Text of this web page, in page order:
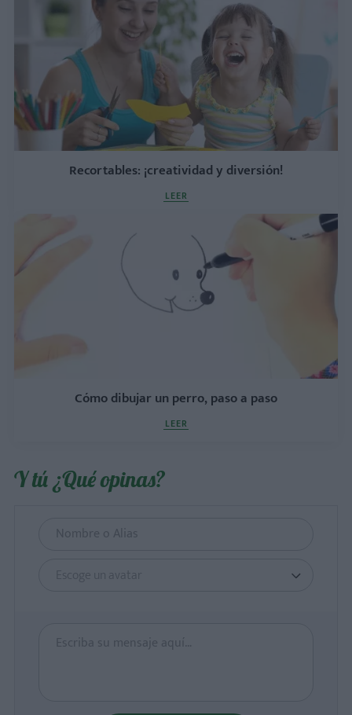
Recortables: ¡creatividad y diversión!
LEER
Cómo dibujar un perro, paso a paso
LEER
Y tú ¿Qué opinas?
Escoge un avatar